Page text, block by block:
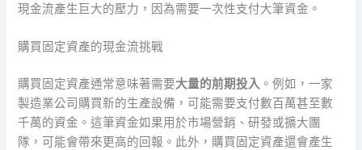
現金流產生巨大的壓力，因為需要一次性支付大筆資金。
購買固定資產的現金流挑戰
購買固定資產通常意味著需要大量的前期投入 。例如，一家
製造業公司購買新的生產設備，可能需要支付數百萬甚至數
千萬的資金。這筆資金如果用於市場營銷、研發或擴大團
隊，可能會帶來更高的回報。此外，購買固定資產還會產生